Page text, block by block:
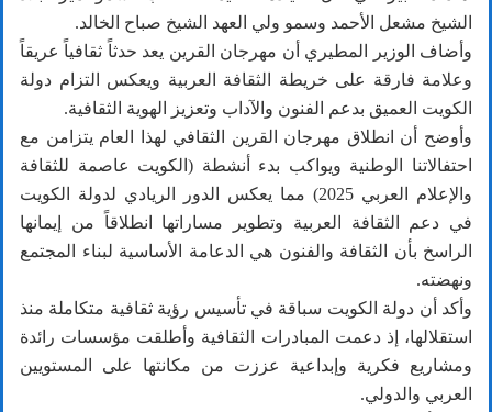
الشيخ مشعل الأحمد وسمو ولي العهد الشيخ صباح الخالد.
وأضاف الوزير المطيري أن مهرجان القرين يعد حدثاً ثقافياً عريقاً
وعلامة فارقة على خريطة الثقافة العربية ويعكس التزام دولة
الكويت العميق بدعم الفنون والآداب وتعزيز الهوية الثقافية.
وأوضح أن انطلاق مهرجان القرين الثقافي لهذا العام يتزامن مع
احتفالاتنا الوطنية ويواكب بدء أنشطة (الكويت عاصمة للثقافة
والإعلام العربي 2025) مما يعكس الدور الريادي لدولة الكويت
في دعم الثقافة العربية وتطوير مساراتها انطلاقاً من إيمانها
الراسخ بأن الثقافة والفنون هي الدعامة الأساسية لبناء المجتمع
ونهضته.
وأكد أن دولة الكويت سباقة في تأسيس رؤية ثقافية متكاملة منذ
استقلالها، إذ دعمت المبادرات الثقافية وأطلقت مؤسسات رائدة
ومشاريع فكرية وإبداعية عززت من مكانتها على المستويين
العربي والدولي.